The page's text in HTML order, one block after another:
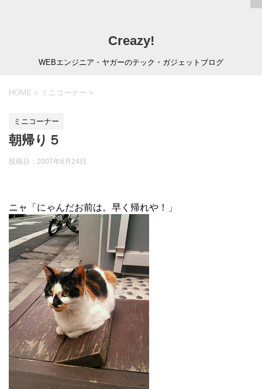
Creazy!
WEBエンジニア・ヤガーのテック・ガジェットブログ
HOME > ミニコーナー >
ミニコーナー
朝帰り５
投稿日： 2007年6月24日
ニャ「にゃんだお前は。早く帰れや！」